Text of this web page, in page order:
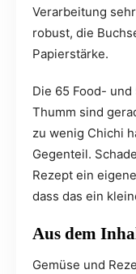
Verarbeitung
robust, die
Papierstärke.
Die 65 Food-
Thumm sind
zu wenig Chichi
Gegenteil.
Rezept ein
dass das ein
Aus dem
Gemüse und